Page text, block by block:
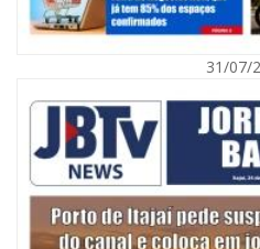
07/08/2026 | 07:00
Nem toda violência deixa marcas:
BALNEÁRIO CAMBORIÚ
31/07/